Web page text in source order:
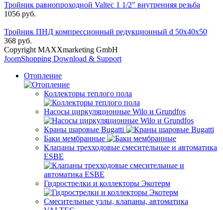
Тройник равнопроходной Valtec 1 1/2" внутренняя резьба
1056 руб.
Тройник ПНД компрессионный редукционный d 50х40х50
368 руб.
Copyright MAXXmarketing GmbH
JoomShopping Download & Support
Отопление
Коллекторы теплого пола
Насосы циркуляционные Wilo и Grundfos
Краны шаровые Bugatti
Баки мембранные
Клапаны трехходовые смесительные и автоматика
ESBE
Гидрострелки и коллекторы Экотерм
Смесительные узлы, клапаны, автоматика